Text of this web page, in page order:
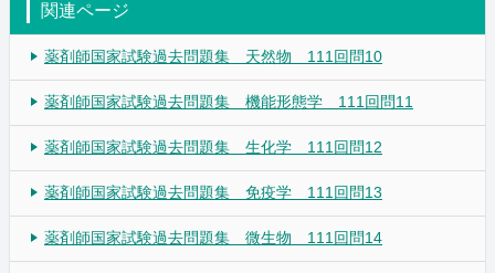
関連ページ
薬剤師国家試験過去問題集 天然物 111回問10
薬剤師国家試験過去問題集 機能形態学 111回問11
薬剤師国家試験過去問題集 生化学 111回問12
薬剤師国家試験過去問題集 免疫学 111回問13
薬剤師国家試験過去問題集 微生物 111回問14